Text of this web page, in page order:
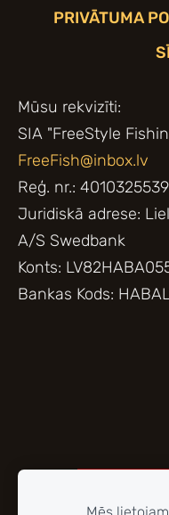
PRIVĀTUMA
Mūsu rekvizīti:
SIA "FreeStyle
FreeFish@inbox.lv
Reģ. nr.:
Juridiskā adrese:
A/S Swedbank
Konts:
Bankas Kods: